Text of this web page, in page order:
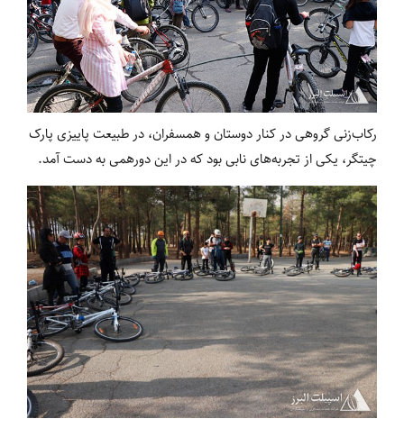
رکاب‌زنی گروهی در کنار دوستان و همسفران، در طبیعت پاییزی پارک
چیتگر، یکی از تجربه‌های نابی بود که در این دورهمی به دست آمد.